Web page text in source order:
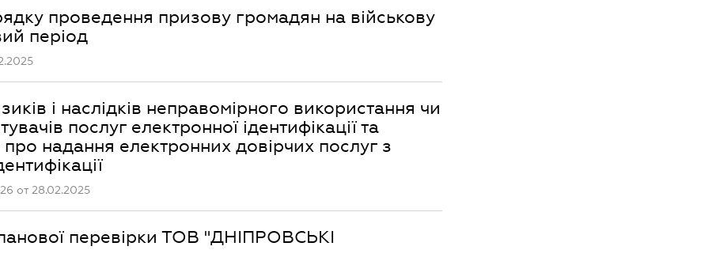
проведення призову громадян на військову
період
і наслідків неправомірного використання чи
послуг електронної ідентифікації та
надання електронних довірчих послуг з
от 28.02.2025
перевірки ТОВ "ДНІПРОВСЬКІ